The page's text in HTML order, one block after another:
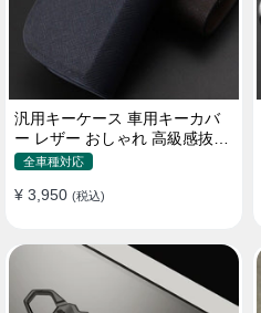
汎用キーケース 車用キーカバ
ー レザー おしゃれ 高級感抜群
ロゴオーダーメイド
全車種対応
¥ 3,950 (税込)